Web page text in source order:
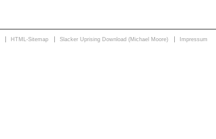
HTML-Sitemap Slacker Uprising Download (Michael Moore) Impressum